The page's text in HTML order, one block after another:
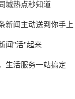
城热点秒知道
新闻主动送到你手上
闻"活"起来
生活服务一站搞定